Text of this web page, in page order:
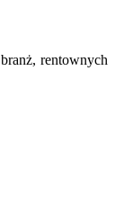
rentownych